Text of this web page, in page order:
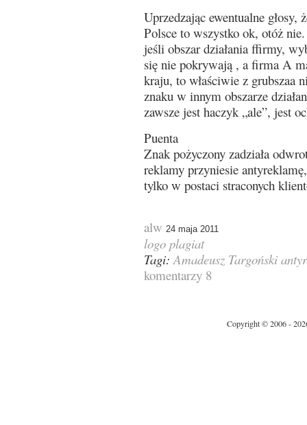
Uprzedzając ewentualne
Polsce to wszystko ok, otóż
jeśli obszar działania ffirmy,
się nie pokrywają , a firma A
kraju, to właściwie z grubszaa
znaku w innym obszarze
zawsze jest haczyk „ale”, jest
Puenta
Znak pożyczony zadziała
reklamy przyniesie
tylko w postaci straconych
alw 24 maja 2011
logo plagiat
Tagi:Amadeusz Targoński
komentarzy 8
Copyright © 2006 -